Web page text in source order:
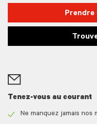
Prendre
Tenez-vous au courant
Ne manquez jamais nos